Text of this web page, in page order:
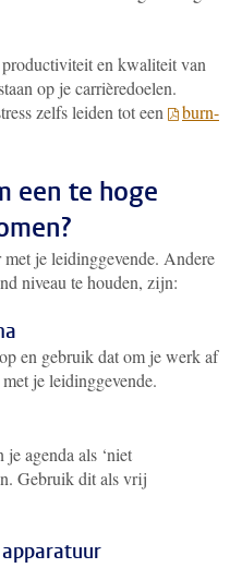
en kwaliteit van
op je carrièredoelen.
zelfs leiden tot een
burn-
een te hoge
met je leidinggevende. Andere
niveau te houden, zijn:
en gebruik dat om je werk af
je leidinggevende.
agenda als ‘niet
Gebruik dit als vrij